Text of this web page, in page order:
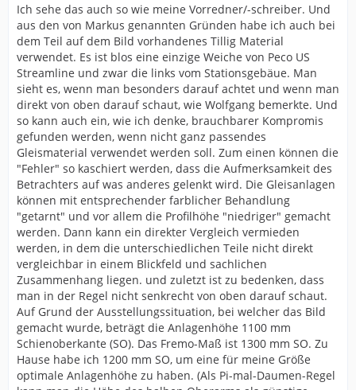
Ich sehe das auch so wie meine Vorredner/-schreiber. Und
aus den von Markus genannten Gründen habe ich auch bei
dem Teil auf dem Bild vorhandenes Tillig Material
verwendet. Es ist blos eine einzige Weiche von Peco US
Streamline und zwar die links vom Stationsgebäue. Man
sieht es, wenn man besonders darauf achtet und wenn man
direkt von oben darauf schaut, wie Wolfgang bemerkte. Und
so kann auch ein, wie ich denke, brauchbarer Kompromis
gefunden werden, wenn nicht ganz passendes
Gleismaterial verwendet werden soll. Zum einen können die
"Fehler" so kaschiert werden, dass die Aufmerksamkeit des
Betrachters auf was anderes gelenkt wird. Die Gleisanlagen
können mit entsprechender farblicher Behandlung
"getarnt" und vor allem die Profilhöhe "niedriger" gemacht
werden. Dann kann ein direkter Vergleich vermieden
werden, in dem die unterschiedlichen Teile nicht direkt
vergleichbar in einem Blickfeld und sachlichen
Zusammenhang liegen. und zuletzt ist zu bedenken, dass
man in der Regel nicht senkrecht von oben darauf schaut.
Auf Grund der Ausstellungssituation, bei welcher das Bild
gemacht wurde, beträgt die Anlagenhöhe 1100 mm
Schienoberkante (SO). Das Fremo-Maß ist 1300 mm SO. Zu
Hause habe ich 1200 mm SO, um eine für meine Größe
optimale Anlagenhöhe zu haben. (Als Pi-mal-Daumen-Regel